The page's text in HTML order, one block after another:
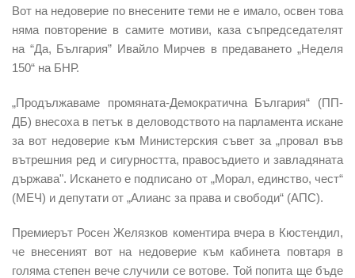
Вот на недоверие по внесените теми не е имало, освен това
няма повторение в самите мотиви, каза съпредседателят
на “Да, България” Ивайло Мирчев в предаването „Неделя
150“ на БНР.
„Продължаваме промяната-Демократична България“ (ПП-
ДБ) внесоха в петък в деловодството на парламента искане
за вот недоверие към Министерския съвет за „провал във
вътрешния ред и сигурността, правосъдието и завладяната
държава". Искането е подписано от „Морал, единство, чест“
(МЕЧ) и депутати от „Алианс за права и свободи“ (АПС).
Премиерът Росен Желязков коментира вчера в Кюстендил,
че внесеният вот на недоверие към кабинета повтаря в
голяма степен вече случили се вотове. Той попита ще бъде